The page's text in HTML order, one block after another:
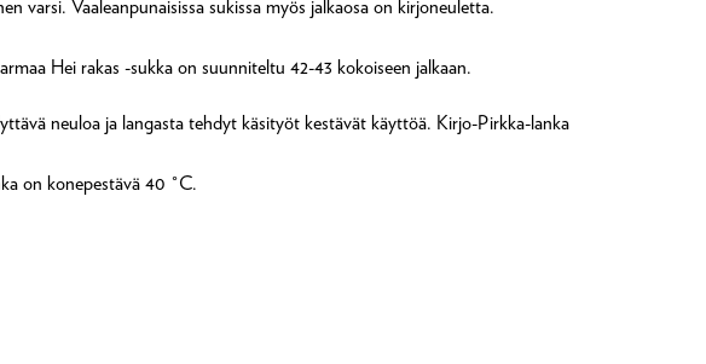
varsi. Vaaleanpunaisissa sukissa myös jalkaosa on kirjoneuletta.
Hei rakas -sukka on suunniteltu 42-43 kokoiseen jalkaan.
neuloa ja langasta tehdyt käsityöt kestävät käyttöä. Kirjo-Pirkka-lanka
on konepestävä 40 °C.